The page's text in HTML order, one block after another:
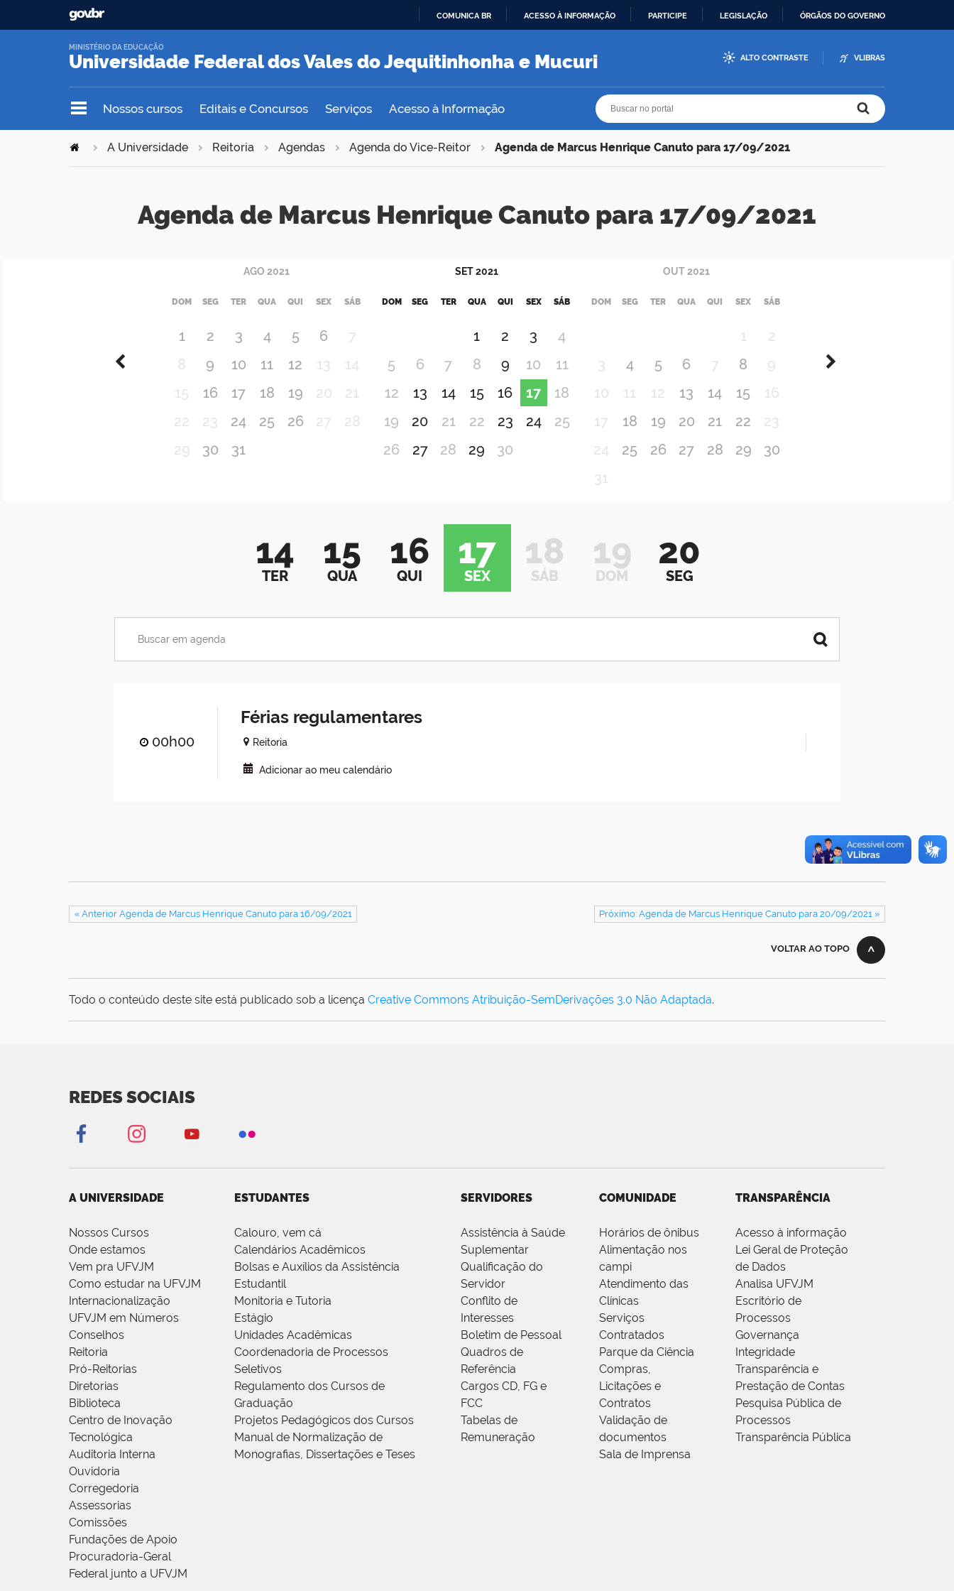
O
COMUNICA BR ACESSO À INFORMAÇÃO PARTICIPE LEGISLAÇÃO ÓRGÃOS DO GOVERNO
Universidade Federal dos Vales do Jequitinhonha e Mucuri
MINISTÉRIO DA EDUCAÇÃO
ALTO CONTRASTE VLIBRAS
Nossos cursos Editais e Concursos Serviços Acesso à Informação
A Universidade Reitoria Agendas Agenda do Vice-Reitor Agenda de Marcus Henrique Canuto para 17/09/2021
Agenda de Marcus Henrique Canuto para 17/09/2021
AGO 2021
DOM SEG TER QUA QUI SEX SÁB
1 2 3 4 5 6
7
8
9 10 11 12 13
14
15
16 17 18 19 20
21
22
23 24 25 26 27
28
29
30 31
SET2021
DOM SEG TER QUA QUI SEX SÁB
1 2 3
4
5
6 7 8 9 10
11
12
13 14 15 16 17
18
19
20 21 22 23 24
25
26
27 28 29 30
OUT 2021
DOM SEG TER QUA QUI SEX SÁB
1
2
3
4 5 6 7 8
9
10
11 12 13 14 15
16
17
18 19 20 21 22
23
24
25 26 27 28 29
30
31
14
TER
15
QUA
16
QUI
17
SEX
18
SÁB
19
DOM
20
SEG
00h00
Férias regulamentares
Reitoria
Adicionar ao meu calendário
« Anterior Agenda de Marcus Henrique Canuto para 16/09/2021 Próximo: Agenda de Marcus Henrique Canuto para 20/09/2021 »
VOLTAR AO TOPO
Todo o conteúdo deste site está publicado sob a licença Creative Commons Atribuição-SemDerivações 3.0 Não Adaptada.
REDES SOCIAIS
A UNIVERSIDADE
Nossos Cursos
Onde estamos
Vem pra UFVJM
Como estudar na UFVJM
Internacionalização
UFVJM em Números
Conselhos
Reitoria
Pró-Reitorias
Diretorias
Biblioteca
Centro de Inovação
Tecnológica
Auditoria Interna
Ouvidoria
Corregedoria
Assessorias
Comissões
Fundações de Apoio
Procuradoria-Geral
Federal junto a UFVJM
ESTUDANTES
Calouro, vem cá
Calendários Acadêmicos
Bolsas e Auxílios da Assistência
Estudantil
Monitoria e Tutoria
Estágio
Unidades Acadêmicas
Coordenadoria de Processos
Seletivos
Regulamento dos Cursos de
Graduação
Projetos Pedagógicos dos Cursos
Manual de Normalização de
Monografias, Dissertações e Teses
SERVIDORES
Assistência à Saúde
Suplementar
Qualificação do
Servidor
Conflito de
Interesses
Boletim de Pessoal
Quadros de
Referência
Cargos CD, FG e
FCC
Tabelas de
Remuneração
COMUNIDADE
Horários de ônibus
Alimentação nos
campi
Atendimento das
Clínicas
Serviços
Contratados
Parque da Ciência
Compras,
Licitações e
Contratos
Validação de
documentos
Sala de Imprensa
TRANSPARÊNCIA
Acesso à informação
Lei Geral de Proteção
de Dados
Analisa UFVJM
Escritório de
Processos
Governança
Integridade
Transparência e
Prestação de Contas
Pesquisa Pública de
Processos
Transparência Pública